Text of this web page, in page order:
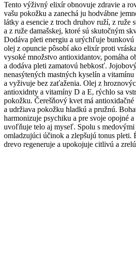
Tento výživný elixír obnovuje zdravie a
vašu pokožku a zanechá ju hodvábne
látky a esencie z troch druhov ruží, z ruže
a z ruže damašskej, ktoré sú skutočným
Dodáva pleti energiu a urýchľuje
olej z opuncie pôsobí ako elixír proti
vysoké množstvo antioxidantov, pomáha
a dodáva pleti zamatovú hebkosť.
nenasýtených mastných kyselín a
a vyživuje bez zaťaženia. Olej z
antioxidnty a vitamíny D a E, rýchlo sa
pokožku. Čerešňový kvet má
a udržiava pokožku hladkú a pružnú.
harmonizuje psychiku a pre svoje opojné
uvoľňuje telo aj myseľ. Spolu s medovými
omladzujúci účinok a zlepšujú tonus pleti.
drevo regeneruje a upokojuje citlivú a